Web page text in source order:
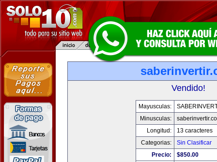
Vendido!
Mayusculas:
Minusculas:
Longitud:
13 caracteres
Categorias:
Sin Clasificar
Precio:
$850.00